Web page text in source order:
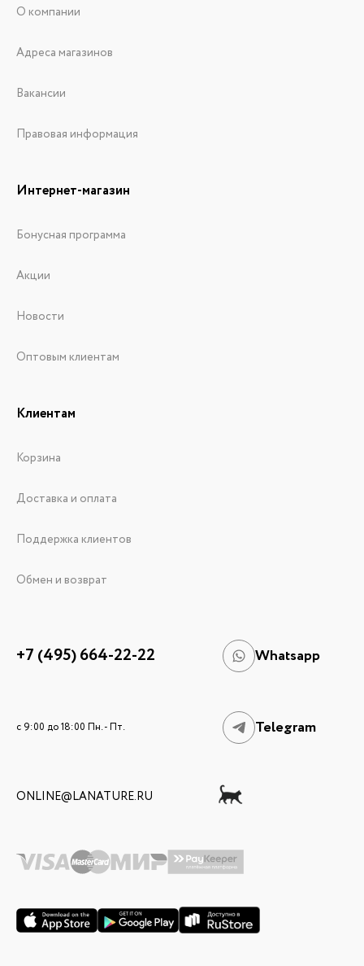
О компании
Адреса магазинов
Вакансии
Правовая информация
Интернет-магазин
Бонусная программа
Акции
Новости
Оптовым клиентам
Клиентам
Корзина
Доставка и оплата
Поддержка клиентов
Обмен и возврат
+7 (495) 664-22-22 Whatsapp
c 9:00 до 18:00 Пн. - Пт. Telegram
ONLINE@LANATURE.RU